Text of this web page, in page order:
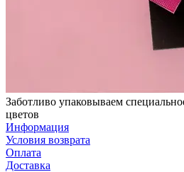
Заботливо упаковываем
цветов
Информация
Условия возврата
Оплата
Доставка